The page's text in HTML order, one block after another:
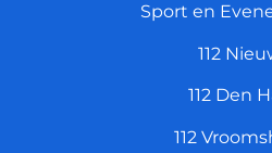
Sport en
112
112 Den
112